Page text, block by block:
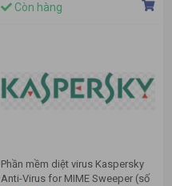
Còn hàng
Phần mềm diệt virus Kaspersky
Anti-Virus for MIME Sweeper (số